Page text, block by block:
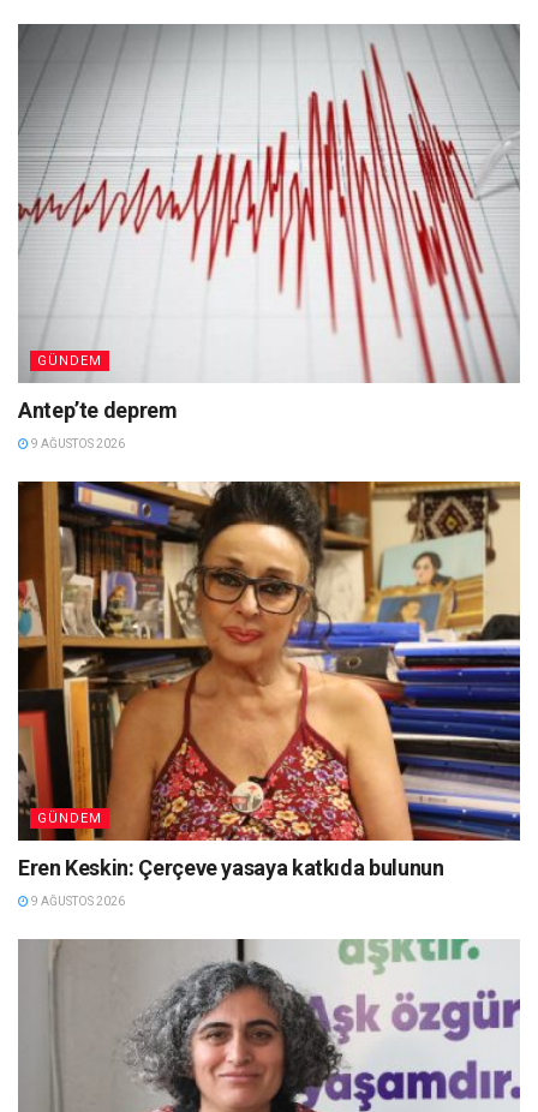
GÜNDEM
Antep’te deprem
9 AĞUSTOS 2026
GÜNDEM
Eren Keskin: Çerçeve yasaya katkıda bulunun
9 AĞUSTOS 2026